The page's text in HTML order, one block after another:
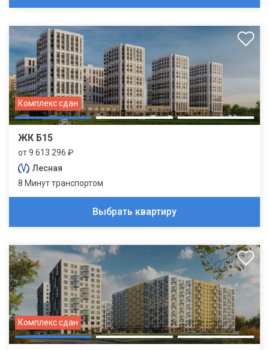
Комплекс сдан
ЖК Б15
от 9 613 296 ₽
Лесная
8 Минут транспортом
Выбрать квартиру
Комплекс сдан